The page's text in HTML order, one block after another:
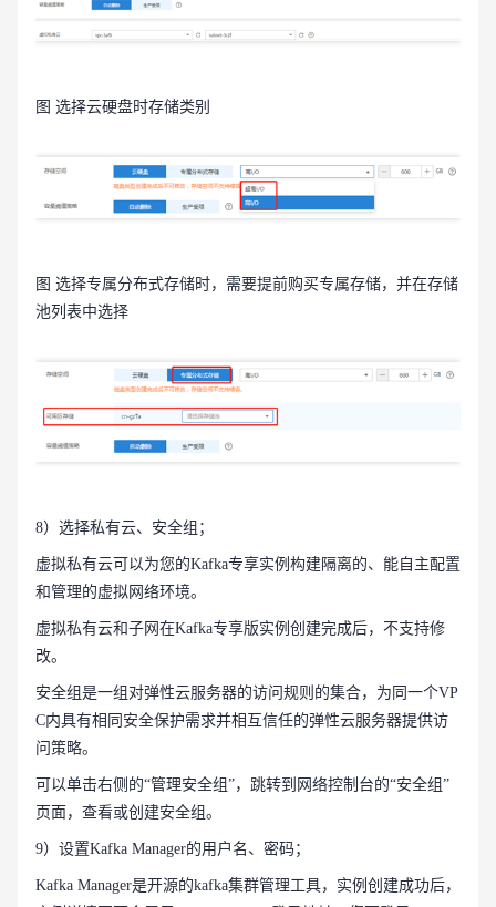
图 选择云硬盘时存储类别
图 选择专属分布式存储时，需要提前购买专属存储，并在存储
池列表中选择
8）选择私有云、安全组；
虚拟私有云可以为您的Kafka专享实例构建隔离的、能自主配置
和管理的虚拟网络环境。
虚拟私有云和子网在Kafka专享版实例创建完成后，不支持修
改。
安全组是一组对弹性云服务器的访问规则的集合，为同一个VP
C内具有相同安全保护需求并相互信任的弹性云服务器提供访
问策略。
可以单击右侧的“管理安全组”，跳转到网络控制台的“安全组”
页面，查看或创建安全组。
9）设置Kafka Manager的用户名、密码；
Kafka Manager是开源的kafka集群管理工具，实例创建成功后，